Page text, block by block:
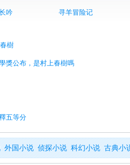
吟 寻羊冒险记
樹
獎公布，是村上春樹嗎
五等分
外国小说 侦探小说 科幻小说 古典小